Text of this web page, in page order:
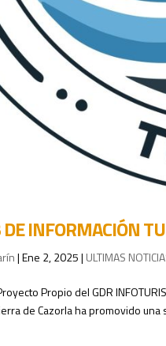
INFORMACIÓN
|Ene 2, 2025| ULTIMAS
Propio del GDR
de Cazorla ha promovido